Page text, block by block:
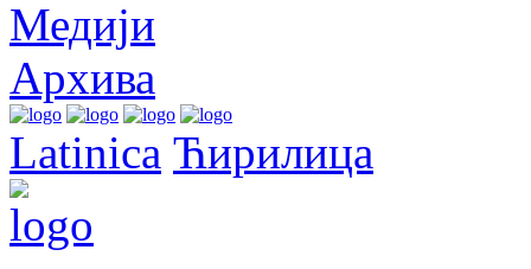
Медији
Архива
Latinica Ћирилица